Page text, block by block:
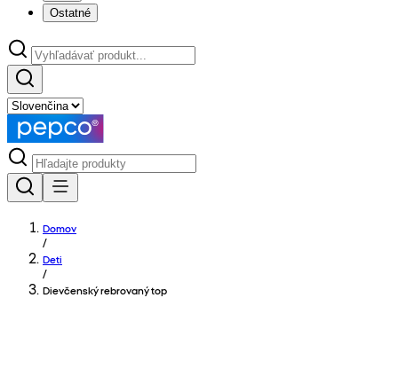
Ostatné
Domov
/
Deti
/
Dievčenský rebrovaný top